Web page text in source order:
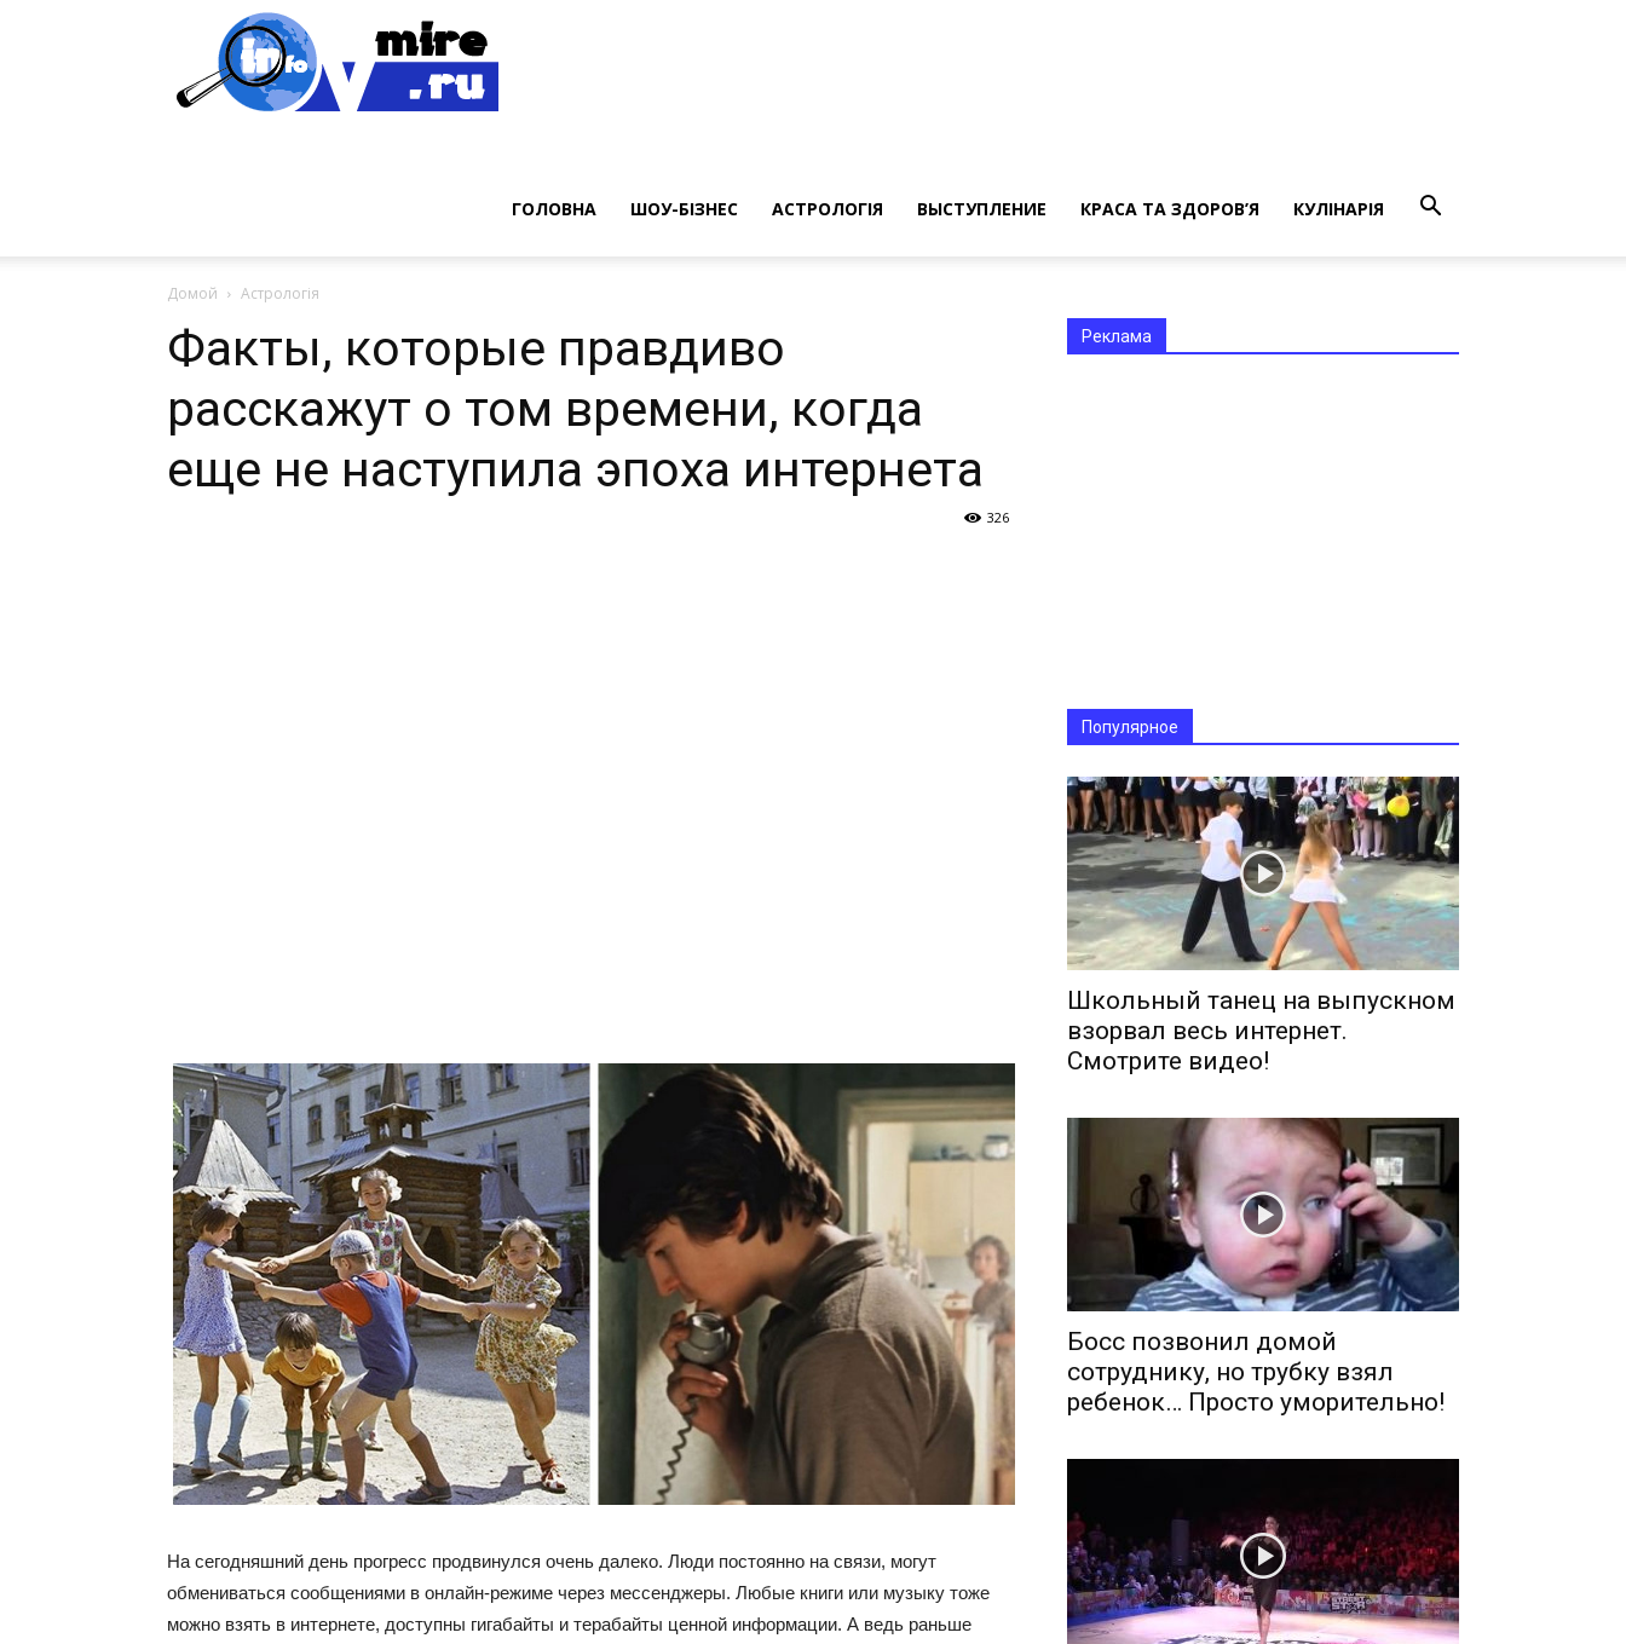
ГОЛОВНА ШОУ-БІЗНЕС АСТРОЛОГІЯ ВЫСТУПЛЕНИЕ КРАСА ТА ЗДОРОВ’Я КУЛІНАРІЯ
Домой Астрологія
Факты, которые правдиво
расскажут о том времени, когда
еще не наступила эпоха интернета
326
На сегодняшний день прогресс продвинулся очень далеко. Люди постоянно на связи, могут
обмениваться сообщениями в онлайн-режиме через мессенджеры. Любые книги или музыку тоже
можно взять в интернете, доступны гигабайты и терабайты ценной информации. А ведь раньше
Реклама
Популярное
Школьный танец на выпускном
взорвал весь интернет.
Смотрите видео!
Босс позвонил домой
сотруднику, но трубку взял
ребенок… Просто уморительно!